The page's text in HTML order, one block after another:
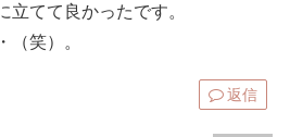
立てて良かったです。
（笑）。
返信